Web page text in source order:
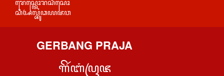
ꦫꦺꦱ꧀ꦠꦺꦴꦫꦱꦶꦱꦺꦴ
ꦱꦶꦄꦭ꧀ꦧꦸꦣꦪꦗꦮ
GERBANG PRAJA
ꦒꦼꦂꦧꦁꦥꦿꦗ